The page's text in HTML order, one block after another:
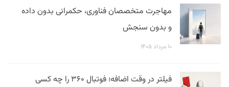
مهاجرت متخصصان فناوری، حکمرانی بدون داده
و بدون سنجش
۱۰ مرداد ۱۴۰۵
فیلتر در وقت اضافه؛ فوتبال ۳۶۰ را چه کسی